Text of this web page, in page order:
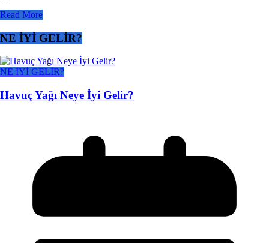
Read More
NE İYİ GELİR?
NE İYİ GELİR?
Havuç Yağı Neye İyi Gelir?